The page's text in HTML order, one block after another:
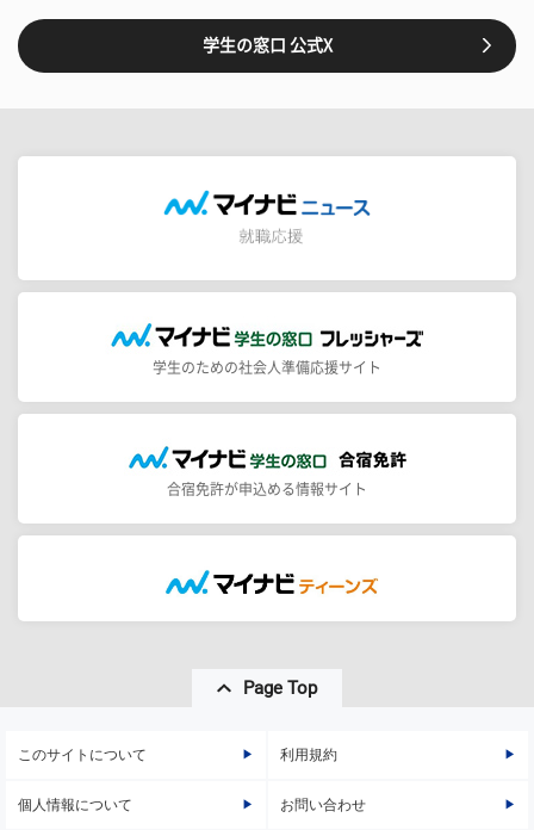
学生の窓口 公式X
学生のための社会人準備応援サイト
合宿免許が申込める情報サイト
Page Top
このサイトについて 利用規約
個人情報について お問い合わせ